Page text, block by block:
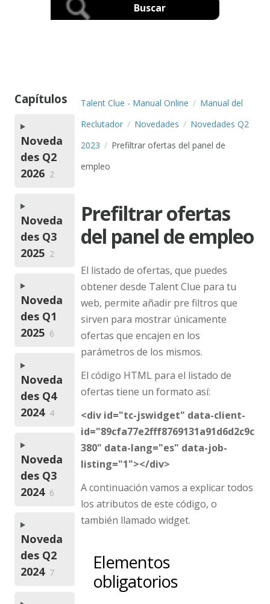
Talent Clue - Manual Online
Manual del
Reclutador
Novedades
Novedades Q2
2023
Prefiltrar ofertas del panel de
empleo
Prefiltrar ofertas
del panel de empleo
El listado de ofertas, que puedes
obtener desde Talent Clue para tu
web, permite añadir pre filtros que
sirven para mostrar únicamente
ofertas que encajen en los
parámetros de los mismos.
El código HTML para el listado de
ofertas tiene un formato así:
<div id="tc-jswidget" data-client-
id="89cfa77e2fff8769131a91d6d2c9c
380" data-lang="es" data-job-
listing="1"></div>
A continuación vamos a explicar todos
los atributos de este código, o
también llamado widget.
Elementos
obligatorios
Capítulos
Noveda
des Q2
2026 2
Noveda
des Q3
2025 2
Noveda
des Q1
2025 6
Noveda
des Q4
2024 4
Noveda
des Q3
2024 6
Noveda
des Q2
2024 7